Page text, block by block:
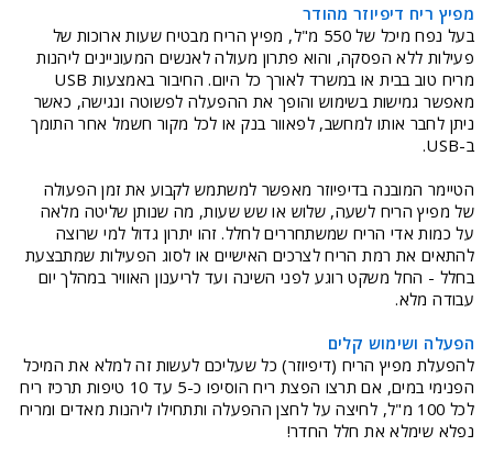
מפיץ ריח דיפיוזר מהודר
בעל נפח מיכל של 550 מ"ל, מפיץ הריח מבטיח שעות ארוכות של
פעילות ללא הפסקה, והוא פתרון מעולה לאנשים המעוניינים ליהנות
מריח טוב בבית או במשרד לאורך כל היום. החיבור באמצעות USB
מאפשר גמישות בשימוש והופך את ההפעלה לפשוטה ונגישה, כאשר
ניתן לחבר אותו למחשב, לפאוור בנק או לכל מקור חשמל אחר התומך
ב-USB.
הטיימר המובנה בדיפיוזר מאפשר למשתמש לקבוע את זמן הפעולה
של מפיץ הריח לשעה, שלוש או שש שעות, מה שנותן שליטה מלאה
על כמות אדי הריח שמשתחררים לחלל. זהו יתרון גדול למי שרוצה
להתאים את רמת הריח לצרכים האישיים או לסוג הפעילות שמתבצעת
בחלל - החל משקט רוגע לפני השינה ועד לריענון האוויר במהלך יום
עבודה מלא.
הפעלה ושימוש קלים
להפעלת מפיץ הריח (דיפיוזר) כל שעליכם לעשות זה למלא את המיכל
הפנימי במים, אם תרצו הפצת ריח הוסיפו כ-5 עד 10 טיפות תרכיז ריח
לכל 100 מ"ל, לחיצה על לחצן ההפעלה ותתחילו ליהנות מאדים ומריח
נפלא שימלא את חלל החדר!